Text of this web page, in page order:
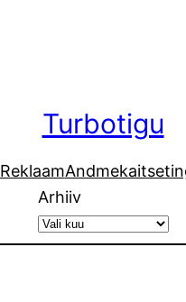
Turbotigu
Reklaam
Arhiiv